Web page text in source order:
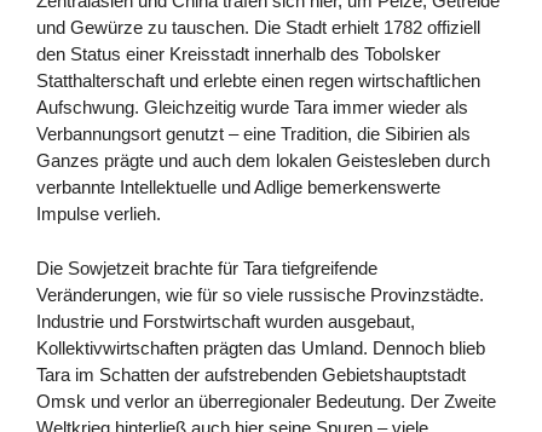
und Gewürze zu tauschen. Die Stadt erhielt 1782 offiziell
den Status einer Kreisstadt innerhalb des Tobolsker
Statthalterschaft und erlebte einen regen wirtschaftlichen
Aufschwung. Gleichzeitig wurde Tara immer wieder als
Verbannungsort genutzt – eine Tradition, die Sibirien als
Ganzes prägte und auch dem lokalen Geistesleben durch
verbannte Intellektuelle und Adlige bemerkenswerte
Impulse verlieh.
Die Sowjetzeit brachte für Tara tiefgreifende
Veränderungen, wie für so viele russische Provinzstädte.
Industrie und Forstwirtschaft wurden ausgebaut,
Kollektivwirtschaften prägten das Umland. Dennoch blieb
Tara im Schatten der aufstrebenden Gebietshauptstadt
Omsk und verlor an überregionaler Bedeutung. Der Zweite
Weltkrieg hinterließ auch hier seine Spuren – viele